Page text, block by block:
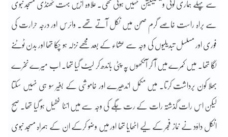
سے پہلے ہماری کوئی ویکسینیشن نہیں ہوئی تھی۔ علاوہ ازیں بہت ٹھنڈی مسجد نبوی
سے براہ راست خاصے گرم صحن میں نکل آتے تھے۔ وائرس اور درجہ حرارت کی
فوری اور مسلسل تبدیلیوں کی وجہ سے عشاء کے بعد مجھے نزلہ ہو چکا تھا اور بدن ٹوٹنے
لگا تھا۔ میں کمرے میں آ کر آنکھوں پہ پٹی باندھ کر لیٹ گیا تھا۔ اب میرے نخرے
بھلا کون برداشت کرتا۔ میں مکمل اندھیرے اور خاموشی کے بغیر سو ہی نہیں سکتا
لیکن اس رات گذشتہ رات کے رت جگے کی وجہ سے میں انٹا غفیل ہو گیا تھا۔ صبح
انکل داؤد نے نماز فجر کے لیے اٹھایا تھا اور میں وضو کرکے ان کے ہمراہ مسجد نبوی